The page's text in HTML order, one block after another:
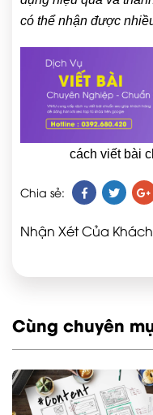
có thể nhận được
cách viết bài
Chia sẻ:
Nhận Xét Của
Cùng chuyên